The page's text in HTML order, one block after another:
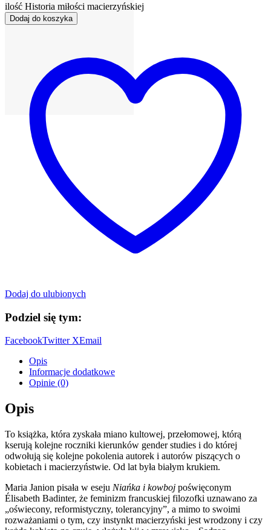
ilość Historia miłości macierzyńskiej
Dodaj do koszyka
Dodaj do ulubionych
Podziel się tym:
FacebookTwitter XEmail
Opis
Informacje dodatkowe
Opinie (0)
Opis
To książka, która zyskała miano kultowej, przełomowej, którą
kserują kolejne roczniki kierunków gender studies i do której
odwołują się kolejne pokolenia autorek i autorów piszących o
kobietach i macierzyństwie. Od lat była białym krukiem.
Maria Janion pisała w eseju Niańka i kowboj poświęconym
Élisabeth Badinter, że feminizm francuskiej filozofki uznawano za
„oświecony, reformistyczny, tolerancyjny”, a mimo to swoimi
rozważaniami o tym, czy instynkt macierzyński jest wrodzony i czy